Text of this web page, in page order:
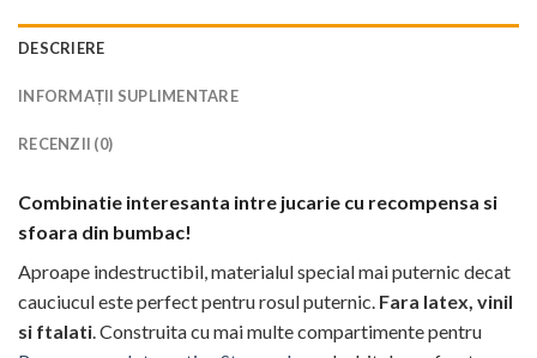
DESCRIERE
INFORMAȚII SUPLIMENTARE
RECENZII (0)
Combinatie interesanta intre jucarie cu recompensa si
sfoara din bumbac!
Aproape indestructibil, materialul special mai puternic decat
cauciucul este perfect pentru rosul puternic. Fara latex, vinil
si ftalati. Construita cu mai multe compartimente pentru